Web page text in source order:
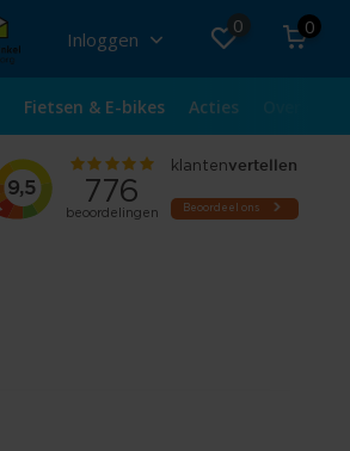
Inloggen
0 0
Fietsen & E-bikes Acties